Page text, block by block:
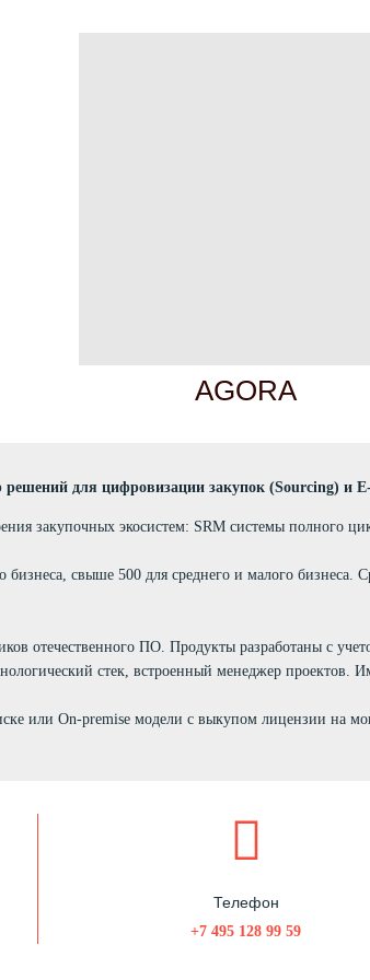
AGORA
для цифровизации закупок (Sourcing) и
закупочных экосистем: SRM системы полного
бизнеса, свыше 500 для среднего и малого
отечественного ПО. Продукты разработаны с
стек, встроенный менеджер проектов.
или On-premise модели с выкупом лицензии на
Телефон
+7 495 128 99 59